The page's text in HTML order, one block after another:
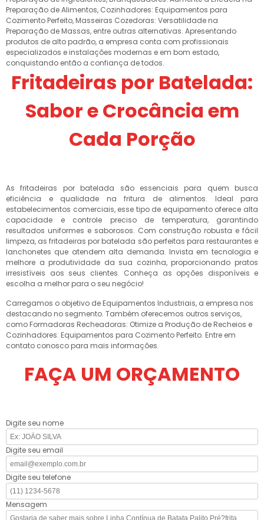
Preparação de Alimentos, Cozinhadores: Equipamentos para
Cozimento Perfeito, Masseiras Cozedoras: Versatilidade na
Preparação de Massas, entre outras alternativas. Apresentando
produtos de alto padrão, a empresa conta com profissionais
especializados e instalações modernas e em bom estado,
conquistando então a confiança de todos.
Fritadeiras por Batelada:
Sabor e Crocância em
Cada Porção
As fritadeiras por batelada são essenciais para quem busca
eficiência e qualidade na fritura de alimentos. Ideal para
estabelecimentos comerciais, esse tipo de equipamento oferece alta
capacidade e controle preciso de temperatura, garantindo
resultados uniformes e saborosos. Com construção robusta e fácil
limpeza, as fritadeiras por batelada são perfeitas para restaurantes e
lanchonetes que atendem alta demanda. Invista em tecnologia e
melhore a produtividade da sua cozinha, proporcionando pratos
irresistíveis aos seus clientes. Conheça as opções disponíveis e
escolha a melhor para o seu negócio!
Carregamos o objetivo de Equipamentos Industriais, a empresa nos
destacando no segmento. Também oferecemos outros serviços,
como Formadoras Recheadoras: Otimize a Produção de Recheios e
Cozinhadores: Equipamentos para Cozimento Perfeito. Entre em
contato conosco para mais informações.
FAÇA UM ORÇAMENTO
Digite seu nome
Digite seu email
Digite seu telefone
Mensagem